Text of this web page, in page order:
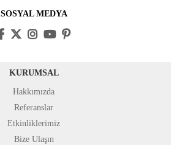
SOSYAL MEDYA
KURUMSAL
Hakkımızda
Referanslar
Etkinliklerimiz
Bize Ulaşın